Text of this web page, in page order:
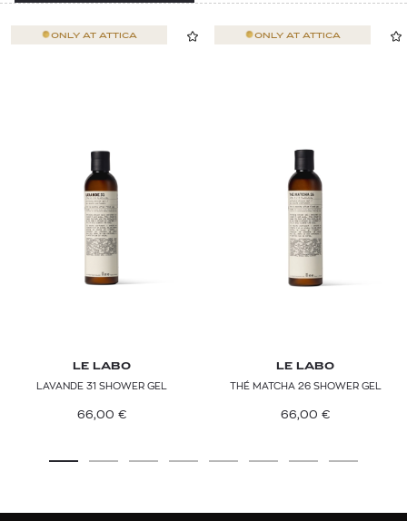
ONLY AT ATTICA
LE LABO
LAVANDE 31 SHOWER GEL
66,00 €
ONLY AT ATTICA
LE LABO
THÉ MATCHA 26 SHOWER GEL
66,00 €